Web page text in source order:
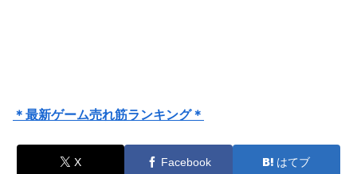
＊最新ゲーム売れ筋ランキング＊
X Facebook はてブ